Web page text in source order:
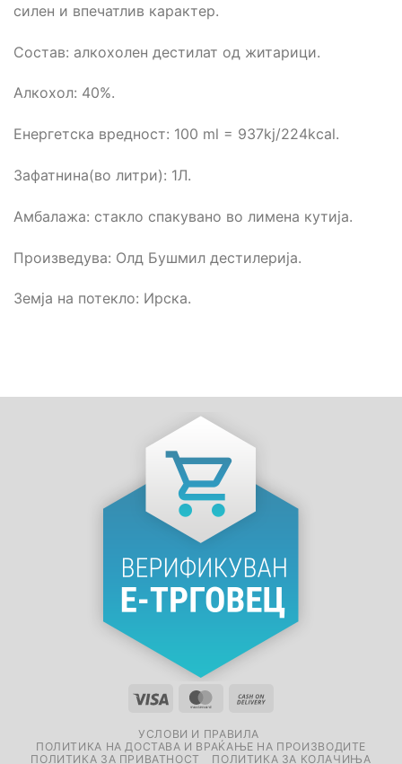
силен и впечатлив карактер.
Состав: алкохолен дестилат од житарици.
Алкохол: 40%.
Енергетска вредност: 100 ml = 937kj/224kcal.
Зафатнина(во литри): 1Л.
Амбалажа: стакло спакувано во лимена кутија.
Произведува: Олд Бушмил дестилерија.
Земја на потекло: Ирска.
УСЛОВИ И ПРАВИЛА
ПОЛИТИКА НА ДОСТАВА И ВРАЌАЊЕ НА ПРОИЗВОДИТЕ
ПОЛИТИКА ЗА ПРИВАТНОСТ
ПОЛИТИКА ЗА КОЛАЧИЊА